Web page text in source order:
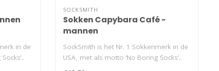
in de
SOCKSMITH
Sokken Capybara Café -
mannen
SockSmith is het Nr. 1 Sokkenmerk in de
USA, met als motto ‘No Boring Socks’..